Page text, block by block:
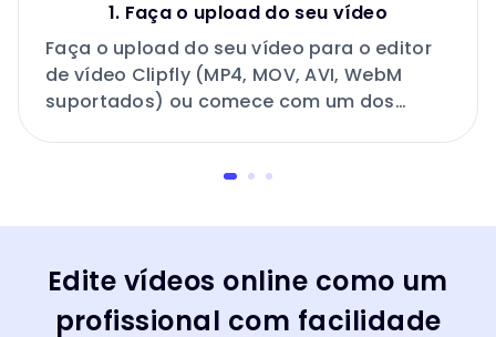
1. Faça o upload do seu vídeo
Faça o upload do seu vídeo para o editor
de vídeo Clipfly (MP4, MOV, AVI, WebM
suportados) ou comece com um dos
Edite vídeos online como um
profissional com facilidade